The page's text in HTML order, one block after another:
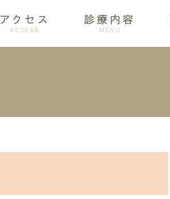
アクセス
ACCESS
診療内容
MENU
歯周病 ホワイトニング
クセス